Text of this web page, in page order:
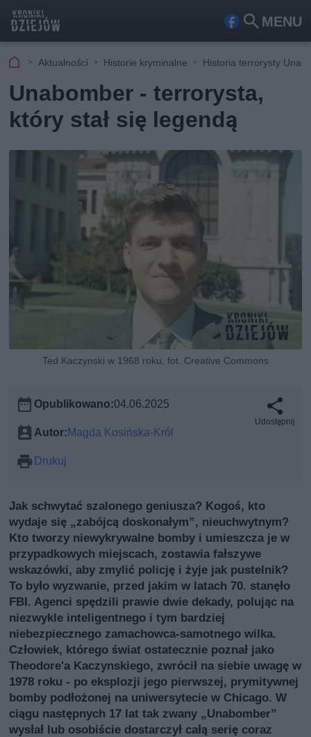
MENU
Fa
ook
Szu
Aktualności Historie kryminalne Historia terrorysty
Unabomber - terrorysta,
który stał się legendą
Ted Kaczynski w 1968 roku, fot. Creative Commons
Opublikowano:04.06.2025
Autor:Magda Kosińska-Król
Drukuj
Udostępnij
Jak schwytać szalonego geniusza? Kogoś, kto
wydaje się „zabójcą doskonałym”, nieuchwytnym?
Kto tworzy niewykrywalne bomby i umieszcza je w
przypadkowych miejscach, zostawia fałszywe
wskazówki, aby zmylić policję i żyje jak pustelnik?
To było wyzwanie, przed jakim w latach 70. stanęło
FBI. Agenci spędzili prawie dwie dekady, polując na
niezwykle inteligentnego i tym bardziej
niebezpiecznego zamachowca-samotnego wilka.
Człowiek, którego świat ostatecznie poznał jako
Theodore'a Kaczynskiego, zwrócił na siebie uwagę w
1978 roku - po eksplozji jego pierwszej, prymitywnej
bomby podłożonej na uniwersytecie w Chicago. W
ciągu następnych 17 lat tak zwany „Unabomber”
wysłał lub osobiście dostarczył całą serię coraz